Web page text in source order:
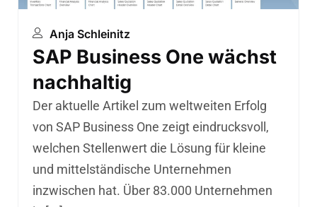
Anja Schleinitz
SAP Business One wächst
nachhaltig
Der aktuelle Artikel zum weltweiten Erfolg
von SAP Business One zeigt eindrucksvoll,
welchen Stellenwert die Lösung für kleine
und mittelständische Unternehmen
inzwischen hat. Über 83.000 Unternehmen